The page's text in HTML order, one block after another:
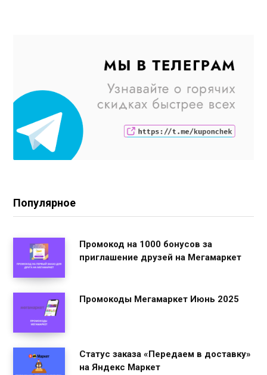
Популярное
Промокод на 1000 бонусов за
приглашение друзей на Мегамаркет
Промокоды Мегамаркет Июнь 2025
Статус заказа «Передаем в доставку»
на Яндекс Маркет